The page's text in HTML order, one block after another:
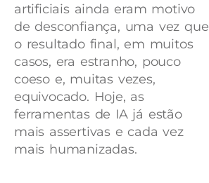
artificiais ainda eram motivo
de desconfiança, uma vez que
o resultado final, em muitos
casos, era estranho, pouco
coeso e, muitas vezes,
equivocado. Hoje, as
ferramentas de IA já estão
mais assertivas e cada vez
mais humanizadas.